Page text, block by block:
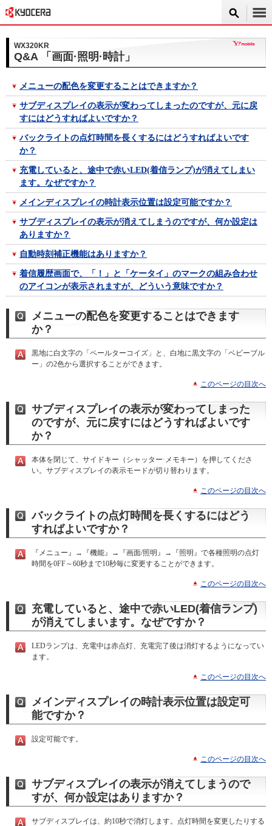
WX320KR
Q&A 「画面·照明·時計」
メニューの配色を変更することはできますか？
サブディスプレイの表示が変わってしまったのですが、元に戻
すにはどうすればよいですか？
バックライトの点灯時間を長くするにはどうすればよいです
か？
充電していると、途中で赤いLED(着信ランプ)が消えてしまい
ます。なぜですか？
メインディスプレイの時計表示位置は設定可能ですか？
サブディスプレイの表示が消えてしまうのですが、何か設定は
ありますか？
自動時刻補正機能はありますか？
着信履歴画面で、「！」と「ケータイ」のマークの組み合わせ
のアイコンが表示されますが、どういう意味ですか？
メニューの配色を変更することはできます
か？
黒地に白文字の「ペールターコイズ」と、白地に黒文字の「ベビーブル
ー」の2色から選択することができます。
このページの目次へ
サブディスプレイの表示が変わってしまった
のですが、元に戻すにはどうすればよいです
か？
本体を閉じて、サイドキー（シャッター·メモキー）を押してくださ
い。サブディスプレイの表示モードが切り替わります。
このページの目次へ
バックライトの点灯時間を長くするにはどう
すればよいですか？
『メニュー』→『機能』→『画面/照明』→『照明』で各種照明の点灯
時間を0FF～60秒まで10秒毎に変更することができます。
このページの目次へ
充電していると、途中で赤いLED(着信ランプ)
が消えてしまいます。なぜですか？
LEDランプは、充電中は赤点灯、充電完了後は消灯するようになってい
ます。
このページの目次へ
メインディスプレイの時計表示位置は設定可
能ですか？
設定可能です。
このページの目次へ
サブディスプレイの表示が消えてしまうので
すが、何か設定はありますか？
サブディスプレイは、約10秒で消灯します。点灯時間を変更したりする